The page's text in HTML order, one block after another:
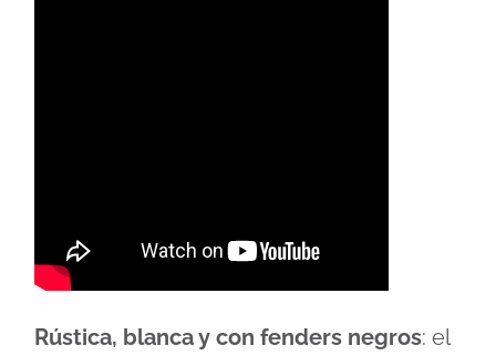
Rústica, blanca y con fenders negros: el